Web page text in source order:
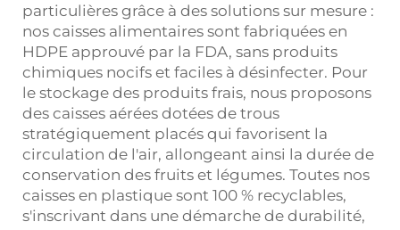
particulières grâce à des solutions sur mesure :
nos caisses alimentaires sont fabriquées en
HDPE approuvé par la FDA, sans produits
chimiques nocifs et faciles à désinfecter. Pour
le stockage des produits frais, nous proposons
des caisses aérées dotées de trous
stratégiquement placés qui favorisent la
circulation de l'air, allongeant ainsi la durée de
conservation des fruits et légumes. Toutes nos
caisses en plastique sont 100 % recyclables,
s'inscrivant dans une démarche de durabilité,